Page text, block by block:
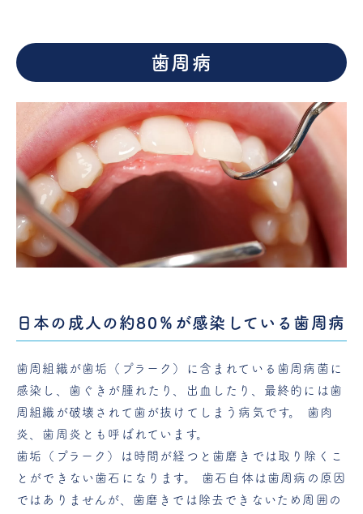
歯周病
日本の成人の約80％が感染している歯周病
歯周組織が歯垢（プラーク）に含まれている歯周病菌に
感染し、歯ぐきが腫れたり、出血したり、最終的には歯
周組織が破壊されて歯が抜けてしまう病気です。 歯肉
炎、歯周炎とも呼ばれています。
歯垢（プラーク）は時間が経つと歯磨きでは取り除くこ
とができない歯石になります。 歯石自体は歯周病の原因
ではありませんが、歯磨きでは除去できないため周囲の